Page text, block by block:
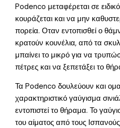
Podenco μεταφέρεται σε
κουράζεται και να μην
πορεία. Οταν εντοπισθεί ο
κρατούν κουνέλια, από τα
μπαίνει το μικρό για να
πέτρες και να ξεπετάξει το
Τα Podenco δουλεύουν και
χαρακτηριστικό γαύγισμα
εντοπιστεί το θήραμα. Το
του αίματος από τους